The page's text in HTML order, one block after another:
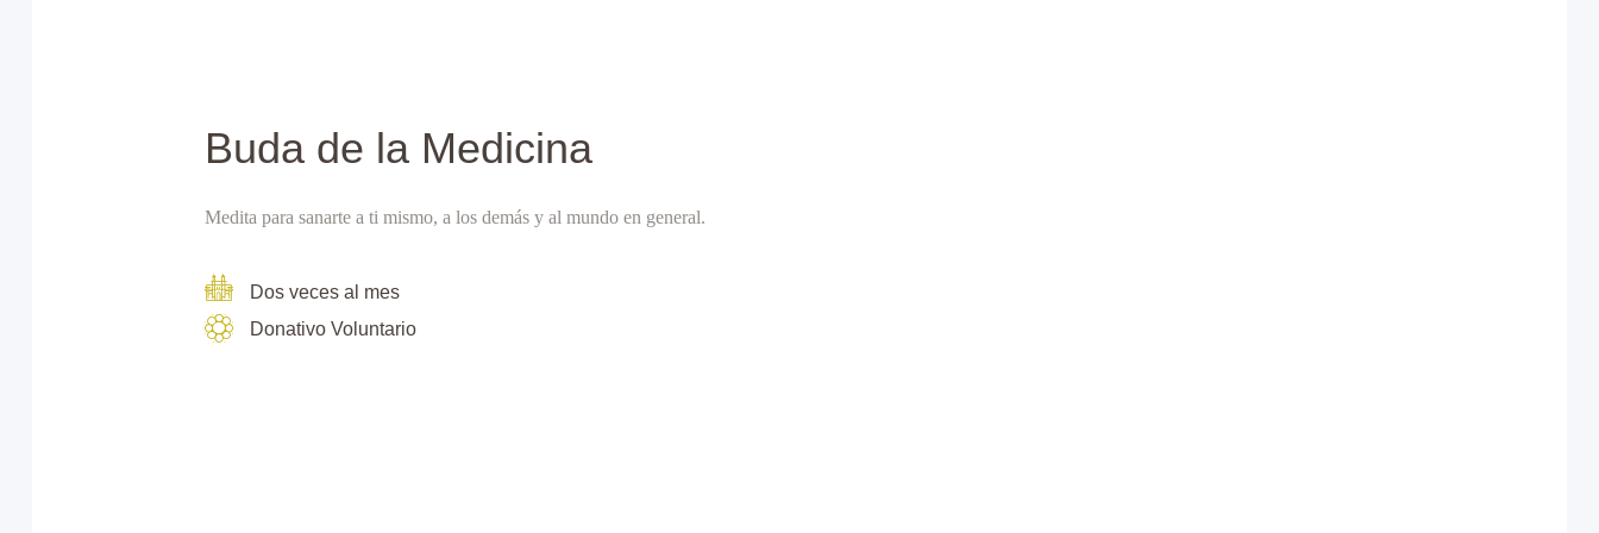
Buda de la Medicina
Medita para sanarte a ti mismo, a los demás y al mundo en general.
Dos veces al mes
Donativo Voluntario